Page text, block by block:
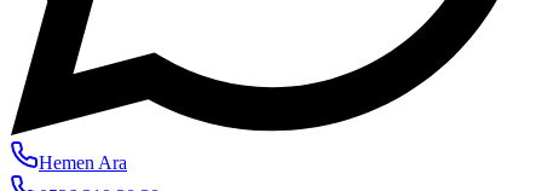
Hemen Ara